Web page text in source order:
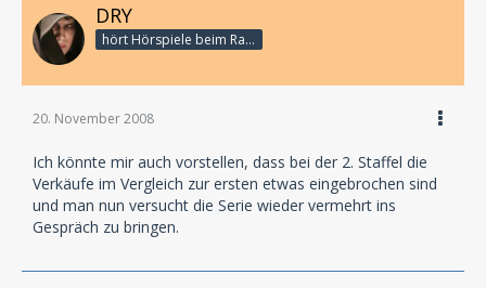
DRY
hört Hörspiele beim Rasenmähen
20. November 2008
Ich könnte mir auch vorstellen, dass bei der 2. Staffel die
Verkäufe im Vergleich zur ersten etwas eingebrochen sind
und man nun versucht die Serie wieder vermehrt ins
Gespräch zu bringen.